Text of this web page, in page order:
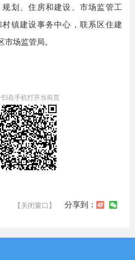
划、住房和建设、市场监管工
镇建设事务中心，联系区住建
场监管局。
在手机打开当前页
【关闭窗口】 分享到：